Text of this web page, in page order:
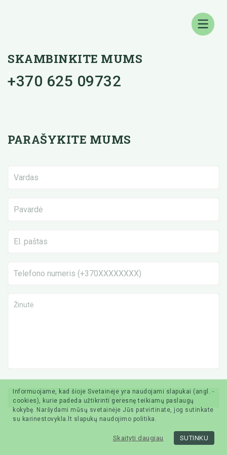
SKAMBINKITE MUMS
+370 625 09732
PARAŠYKITE MUMS
Informuojame, kad šioje Svetainėje yra naudojami slapukai (angl. -
cookies), kurie padeda užtikrinti geresnę teikiamų paslaugų
kokybę. Naršydami mūsų svetainėje Jūs patvirtinate, jog sutinkate
su karinestovykla.lt slapukų naudojimo politika.
Skaityti daugiau SUTINKU